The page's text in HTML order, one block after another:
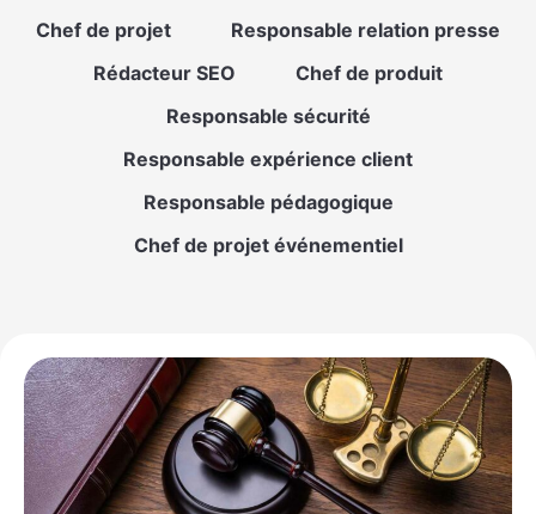
Chef de projet
Responsable relation presse
Rédacteur SEO
Chef de produit
Responsable sécurité
Responsable expérience client
Responsable pédagogique
Chef de projet événementiel